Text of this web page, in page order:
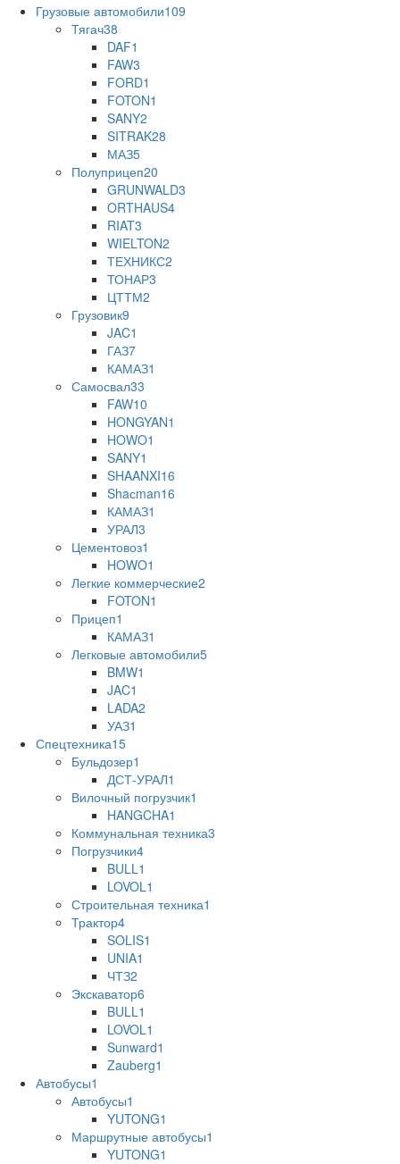
Грузовые автомобили109
Тягач38
DAF1
FAW3
FORD1
FOTON1
SANY2
SITRAK28
МАЗ5
Полуприцеп20
GRUNWALD3
ORTHAUS4
RIAT3
WIELTON2
ТЕХНИКС2
ТОНАР3
ЦТТМ2
Грузовик9
JAC1
ГАЗ7
КАМАЗ1
Самосвал33
FAW10
HONGYAN1
HOWO1
SANY1
SHAANXI16
Shaсman16
КАМАЗ1
УРАЛ3
Цементовоз1
HOWO1
Легкие коммерческие2
FOTON1
Прицеп1
КАМАЗ1
Легковые автомобили5
BMW1
JAC1
LADA2
УАЗ1
Спецтехника15
Бульдозер1
ДСТ-УРАЛ1
Вилочный погрузчик1
HANGCHA1
Коммунальная техника3
Погрузчики4
BULL1
LOVOL1
Строительная техника1
Трактор4
SOLIS1
UNIA1
ЧТЗ2
Экскаватор6
BULL1
LOVOL1
Sunward1
Zauberg1
Автобусы1
Автобусы1
YUTONG1
Маршрутные автобусы1
YUTONG1